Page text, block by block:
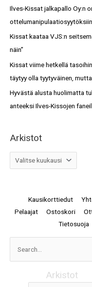
Ilves-Kissat jalkapallo Oy:n
ottelumanipulaatiosyytöksiin
Kissat kaataa VJS:n
näin”
Kissat viime hetkellä
täytyy olla tyytyväinen,
Hyvästä alusta huolimatta
anteeksi Ilves-Kissojen
Arkistot
t
Kausikorttiedut
Pelaajat
Ostoskori
Tietosuoja
Search
for:
Arkistot